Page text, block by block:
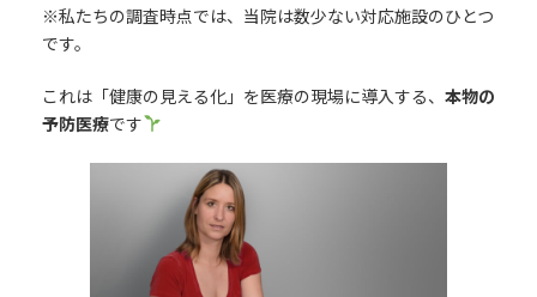
※私たちの調査時点では、当院は数少ない対応施設のひとつ
です。
これは「健康の見える化」を医療の現場に導入する、 本物の
予防医療です